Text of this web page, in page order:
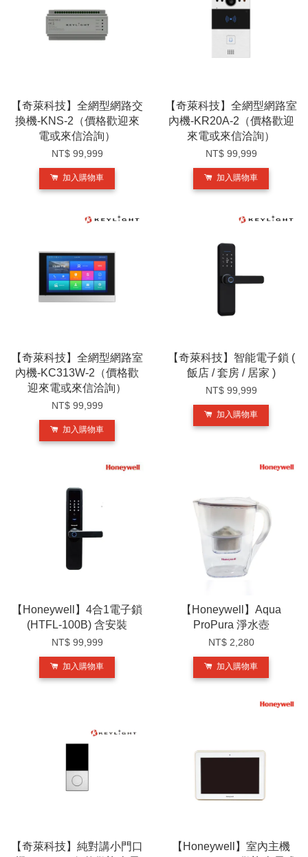
【奇萊科技】全網型網路交
換機-KNS-2（價格歡迎來
電或來信洽詢）
NT$ 99,999
加入購物車
【奇萊科技】全網型網路室
內機-KR20A-2（價格歡迎
來電或來信洽詢）
NT$ 99,999
加入購物車
【奇萊科技】全網型網路室
內機-KC313W-2（價格歡
迎來電或來信洽詢）
NT$ 99,999
加入購物車
【奇萊科技】智能電子鎖 (
飯店 / 套房 / 居家 )
NT$ 99,999
加入購物車
【Honeywell】4合1電子鎖
(HTFL-100B) 含安裝
NT$ 99,999
加入購物車
【Honeywell】Aqua
ProPura 淨水壺
NT$ 2,280
加入購物車
【奇萊科技】純對講小門口
【Honeywell】室內主機